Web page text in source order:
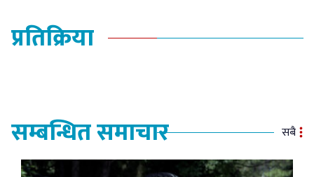
प्रतिक्रिया
सम्बन्धित समाचार सबै